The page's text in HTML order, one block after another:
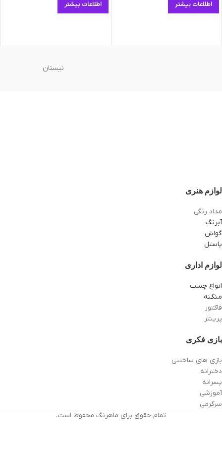
اطلاعات بیشتر اطلاعات بیشتر
نیستان
لوازم هنری
مداد رنگی
آبرنگ
گواش
پاستل
لوازم اداری
انواع چسب
منگنه
فاکتور
پرینتر
بازی فکری
بازی های ساختنی
دخترانه
پسرانه
آموزشی
سرگرمی
تمام حقوق برای ماهرنگ محفوظ است.